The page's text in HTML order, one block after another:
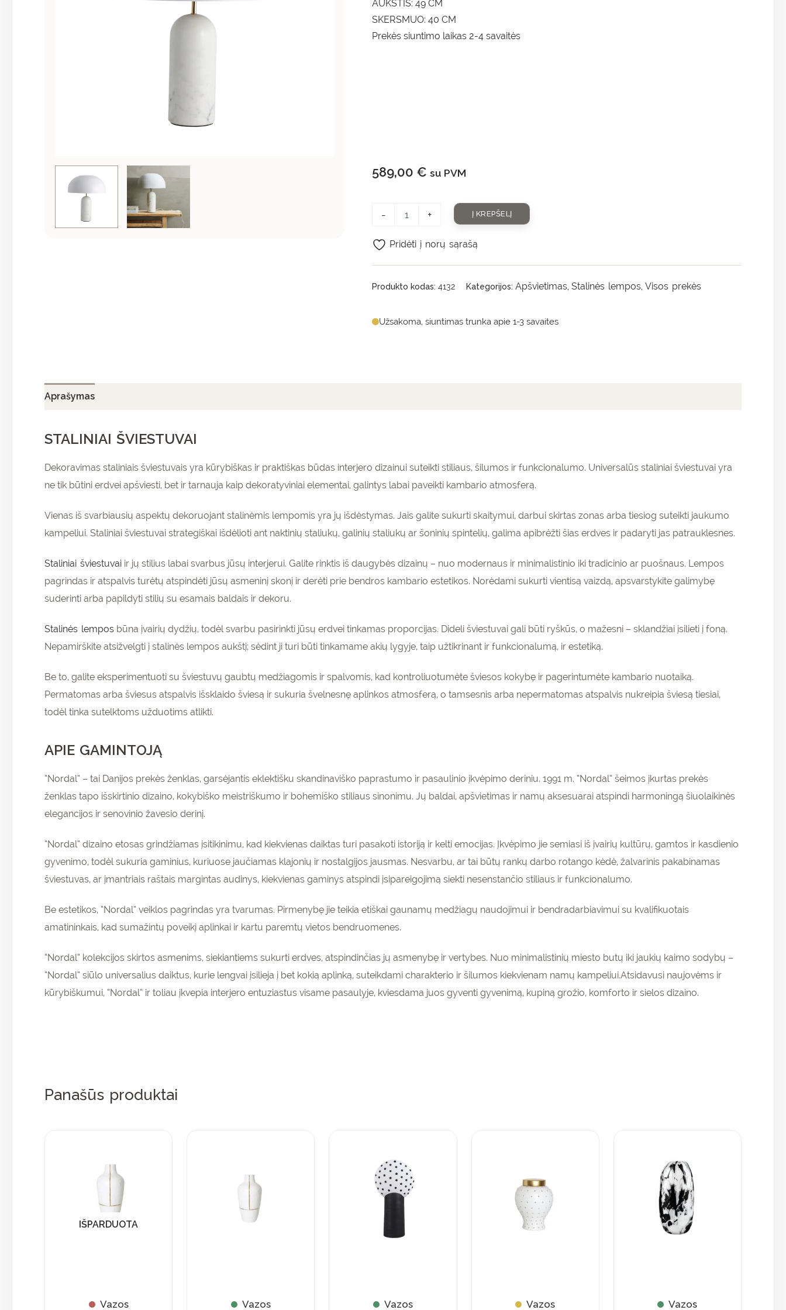
AUKŠTIS: 49 CM
SKERSMUO: 40 CM
Prekės siuntimo laikas 2-4 savaitės
589,00 € su PVM
- + Į KREPŠELĮ
Produkto kodas:4132 Kategorijos:Apšvietimas,Stalinės lempos,Visos prekės
Užsakoma, siuntimas trunka apie 1-3 savaites
Pridėti į norų sąrašą
Aprašymas
STALINIAI ŠVIESTUVAI
Dekoravimas staliniais šviestuvais yra kūrybiškas ir praktiškas būdas interjero dizainui suteikti stiliaus, šilumos ir funkcionalumo. Universalūs staliniai šviestuvai yra
ne tik būtini erdvei apšviesti, bet ir tarnauja kaip dekoratyviniai elementai, galintys labai paveikti kambario atmosferą.
Vienas iš svarbiausių aspektų dekoruojant stalinėmis lempomis yra jų išdėstymas. Jais galite sukurti skaitymui, darbui skirtas zonas arba tiesiog suteikti jaukumo
kampeliui. Staliniai šviestuvai strategiškai išdėlioti ant naktinių staliukų, galinių staliukų ar šoninių spintelių, galima apibrėžti šias erdves ir padaryti jas patrauklesnes.
Staliniai šviestuvai ir jų stilius labai svarbus jūsų interjerui. Galite rinktis iš daugybės dizainų – nuo modernaus ir minimalistinio iki tradicinio ar puošnaus. Lempos
pagrindas ir atspalvis turėtų atspindėti jūsų asmeninį skonį ir derėti prie bendros kambario estetikos. Norėdami sukurti vientisą vaizdą, apsvarstykite galimybę
suderinti arba papildyti stilių su esamais baldais ir dekoru.
Stalinės lempos būna įvairių dydžių, todėl svarbu pasirinkti jūsų erdvei tinkamas proporcijas. Dideli šviestuvai gali būti ryškūs, o mažesni – sklandžiai įsilieti į foną.
Nepamirškite atsižvelgti į stalinės lempos aukštį; sėdint ji turi būti tinkamame akių lygyje, taip užtikrinant ir funkcionalumą, ir estetiką.
Be to, galite eksperimentuoti su šviestuvų gaubtų medžiagomis ir spalvomis, kad kontroliuotumėte šviesos kokybę ir pagerintumėte kambario nuotaiką.
Permatomas arba šviesus atspalvis išsklaido šviesą ir sukuria švelnesnę aplinkos atmosferą, o tamsesnis arba nepermatomas atspalvis nukreipia šviesą tiesiai,
todėl tinka sutelktoms užduotims atlikti.
APIE GAMINTOJĄ
“Nordal” – tai Danijos prekės ženklas, garsėjantis eklektišku skandinaviško paprastumo ir pasaulinio įkvėpimo deriniu. 1991 m. “Nordal” šeimos įkurtas prekės
ženklas tapo išskirtinio dizaino, kokybiško meistriškumo ir bohemiško stiliaus sinonimu. Jų baldai, apšvietimas ir namų aksesuarai atspindi harmoningą šiuolaikinės
elegancijos ir senovinio žavesio derinį.
“Nordal” dizaino etosas grindžiamas įsitikinimu, kad kiekvienas daiktas turi pasakoti istoriją ir kelti emocijas. Įkvėpimo jie semiasi iš įvairių kultūrų, gamtos ir kasdienio
gyvenimo, todėl sukuria gaminius, kuriuose jaučiamas klajonių ir nostalgijos jausmas. Nesvarbu, ar tai būtų rankų darbo rotango kėdė, žalvarinis pakabinamas
šviestuvas, ar įmantriais raštais margintas audinys, kiekvienas gaminys atspindi įsipareigojimą siekti nesenstančio stiliaus ir funkcionalumo.
Be estetikos, “Nordal” veiklos pagrindas yra tvarumas. Pirmenybę jie teikia etiškai gaunamų medžiagų naudojimui ir bendradarbiavimui su kvalifikuotais
amatininkais, kad sumažintų poveikį aplinkai ir kartu paremtų vietos bendruomenes.
“Nordal” kolekcijos skirtos asmenims, siekiantiems sukurti erdves, atspindinčias jų asmenybę ir vertybes. Nuo minimalistinių miesto butų iki jaukių kaimo sodybų –
“Nordal” siūlo universalius daiktus, kurie lengvai įsilieja į bet kokią aplinką, suteikdami charakterio ir šilumos kiekvienam namų kampeliui.Atsidavusi naujovėms ir
kūrybiškumui, “Nordal” ir toliau įkvepia interjero entuziastus visame pasaulyje, kviesdama juos gyventi gyvenimą, kupiną grožio, komforto ir sielos dizaino.
Panašūs produktai
IŠPARDUOTA
Vazos
Vazos
Vazos
Vazos
Vazos